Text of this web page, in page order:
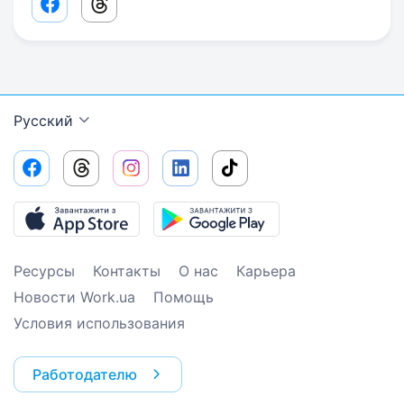
Facebook share link
Threads share link
Русский
Ресурсы Контакты О нас
Карьера
Новости Work.ua
Помощь
Условия использования
Работодателю